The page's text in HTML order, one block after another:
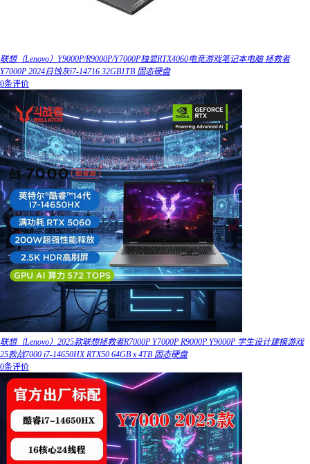
联想（Lenovo）Y9000P/R9000P/Y7000P独显RTX4060电竞游戏笔记本电脑 拯救者
Y7000P 2024日蚀灰i7-14716 32GB1TB 固态硬盘
0条评价
联想（Lenovo）2025款联想拯救者R7000P Y7000P R9000P Y9000P 学生设计建模游戏
25款战7000 i7-14650HX RTX50 64GB x 4TB 固态硬盘
0条评价